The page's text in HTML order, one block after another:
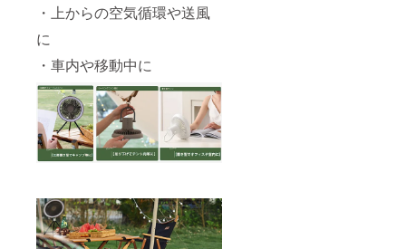
・上からの空気循環や送風
に
・車内や移動中に